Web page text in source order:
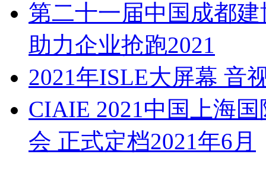
第二十一届中国成都
助力企业抢跑2021
2021年ISLE大屏幕 音
CIAIE 2021中国上海
会 正式定档2021年6月